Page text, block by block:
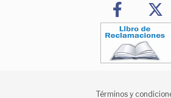
Términos y